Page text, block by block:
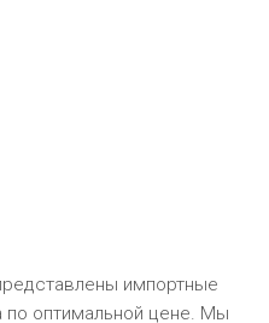
импортные
по оптимальной цене. Мы